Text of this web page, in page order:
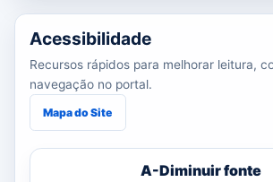
Acessibilidade
Recursos rápidos para melhorar leitura,
navegação no portal.
Mapa do Site
A-Diminuir fonte